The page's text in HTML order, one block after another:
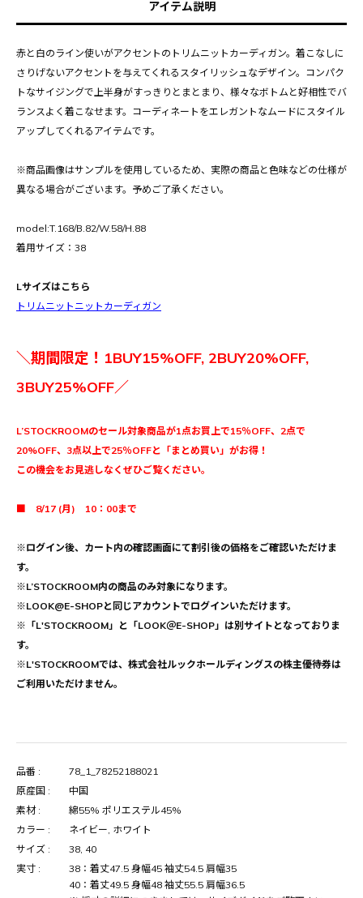
アイテム説明
赤と白のライン使いがアクセントのトリムニットカーディガン。着こなしに
さりげないアクセントを与えてくれるスタイリッシュなデザイン。コンパク
トなサイジングで上半身がすっきりとまとまり、様々なボトムと好相性でバ
ランスよく着こなせます。コーディネートをエレガントなムードにスタイル
アップしてくれるアイテムです。
※商品画像はサンプルを使用しているため、実際の商品と色味などの仕様が
異なる場合がございます。予めご了承ください。
model:T.168/B.82/W.58/H.88
着用サイズ：38
Lサイズはこちら
トリムニットニットカーディガン
＼期間限定！1BUY15%OFF, 2BUY20%OFF,
3BUY25%OFF／
L’STOCKROOMのセール対象商品が1点お買上で15％OFF、2点で
20%OFF、3点以上で25％OFFと「まとめ買い」がお得！
この機会をお見逃しなくぜひご覧ください。
■ 8/17 (月) 10：00まで
※ログイン後、カート内の確認画面にて割引後の価格をご確認いただけま
す。
※L’STOCKROOM内の商品のみ対象になります。
※LOOK@E-SHOPと同じアカウントでログインいただけます。
※「L'STOCKROOM」と「LOOK＠E-SHOP」は別サイトとなっておりま
す。
※L'STOCKROOMでは、株式会社ルックホールディングスの株主優待券は
ご利用いただけません。
品番 :
78_1_78252188021
原産国 :
中国
素材 :
綿55% ポリエステル45%
カラー :
ネイビー, ホワイト
サイズ :
38, 40
実寸 :
38：着丈47.5 身幅45 袖丈54.5 肩幅35
40：着丈49.5 身幅48 袖丈55.5 肩幅36.5